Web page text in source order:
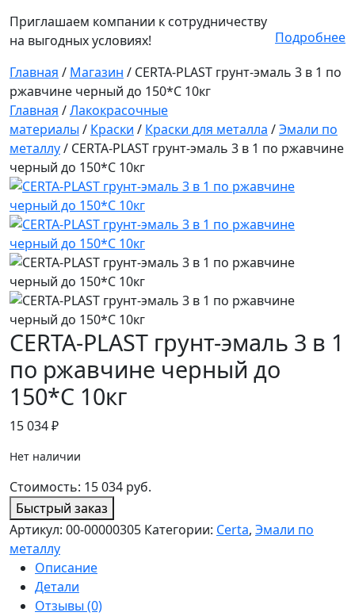
Приглашаем компании к сотрудничеству
на выгодных условиях!
Подробнее
Главная / Магазин / CERTA-PLAST грунт-эмаль 3 в 1 по
ржавчине черный до 150*С 10кг
Главная /Лакокрасочные
материалы / Краски / Краски для металла /Эмали по
металлу/ CERTA-PLAST грунт-эмаль 3 в 1 по ржавчине
черный до 150*С 10кг
CERTA-PLAST грунт-эмаль 3 в 1
по ржавчине черный до
150*С 10кг
15 034₽
Нет наличии
Стоимость: 15 034 руб.
Быстрый заказ
Артикул: 00-00000305 Категории: Certa, Эмали по
металлу
Описание
Детали
Отзывы (0)